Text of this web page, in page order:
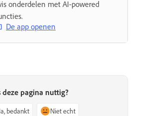
onderdelen met AI-powered
De app openen
deze pagina nuttig?
bedankt Niet echt